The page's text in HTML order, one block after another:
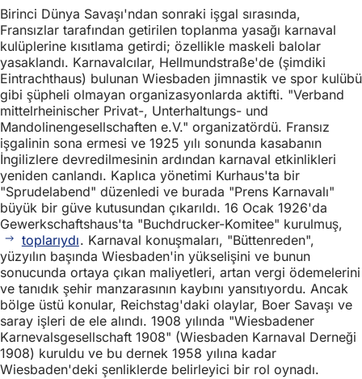
Birinci Dünya Savaşı'ndan sonraki işgal sırasında,
Fransızlar tarafından getirilen toplanma yasağı karnaval
kulüplerine kısıtlama getirdi; özellikle maskeli balolar
yasaklandı. Karnavalcılar, Hellmundstraße'de (şimdiki
Eintrachthaus) bulunan Wiesbaden jimnastik ve spor kulübü
gibi şüpheli olmayan organizasyonlarda aktifti. "Verband
mittelrheinischer Privat-, Unterhaltungs- und
Mandolinengesellschaften e.V." organizatördü. Fransız
işgalinin sona ermesi ve 1925 yılı sonunda kasabanın
İngilizlere devredilmesinin ardından karnaval etkinlikleri
yeniden canlandı. Kaplıca yönetimi Kurhaus'ta bir
"Sprudelabend" düzenledi ve burada "Prens Karnavalı"
büyük bir güve kutusundan çıkarıldı. 16 Ocak 1926'da
Gewerkschaftshaus'ta "Buchdrucker-Komitee" kurulmuş,
toplarıydı. Karnaval konuşmaları, "Büttenreden",
yüzyılın başında Wiesbaden'in yükselişini ve bunun
sonucunda ortaya çıkan maliyetleri, artan vergi ödemelerini
ve tanıdık şehir manzarasının kaybını yansıtıyordu. Ancak
bölge üstü konular, Reichstag'daki olaylar, Boer Savaşı ve
saray işleri de ele alındı. 1908 yılında "Wiesbadener
Karnevalsgesellschaft 1908" (Wiesbaden Karnaval Derneği
1908) kuruldu ve bu dernek 1958 yılına kadar
Wiesbaden'deki şenliklerde belirleyici bir rol oynadı.